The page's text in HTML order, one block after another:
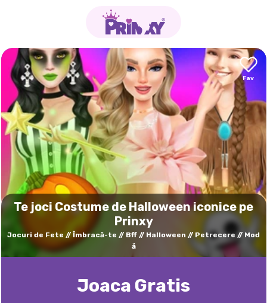
Te joci Costume de Halloween iconice pe
Prinxy
Jocuri de Fete Îmbracă-te Bff Halloween Petrecere
Mod
ă
Joaca Gratis